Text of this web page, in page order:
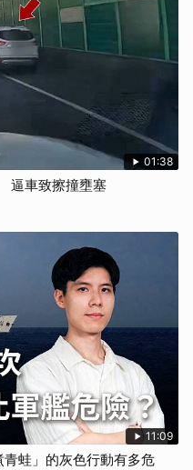
01:38
逼車致擦撞壅塞
11:09
蛙」的灰色行動有多危